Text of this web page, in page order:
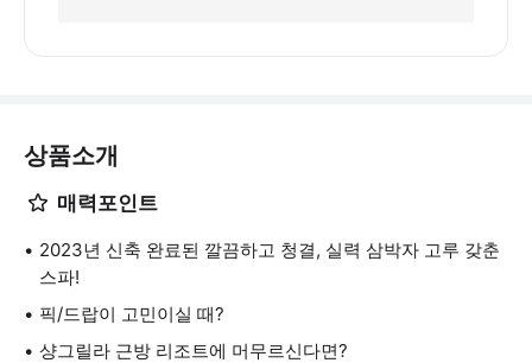
상품소개
매력포인트
2023년 신축 완료된 깔끔하고 청결, 실력 삼박자 고루 갖춘
스파!
픽/드랍이 고민이실 때?
샹그릴라 근방 리조트에 머무르신다면?